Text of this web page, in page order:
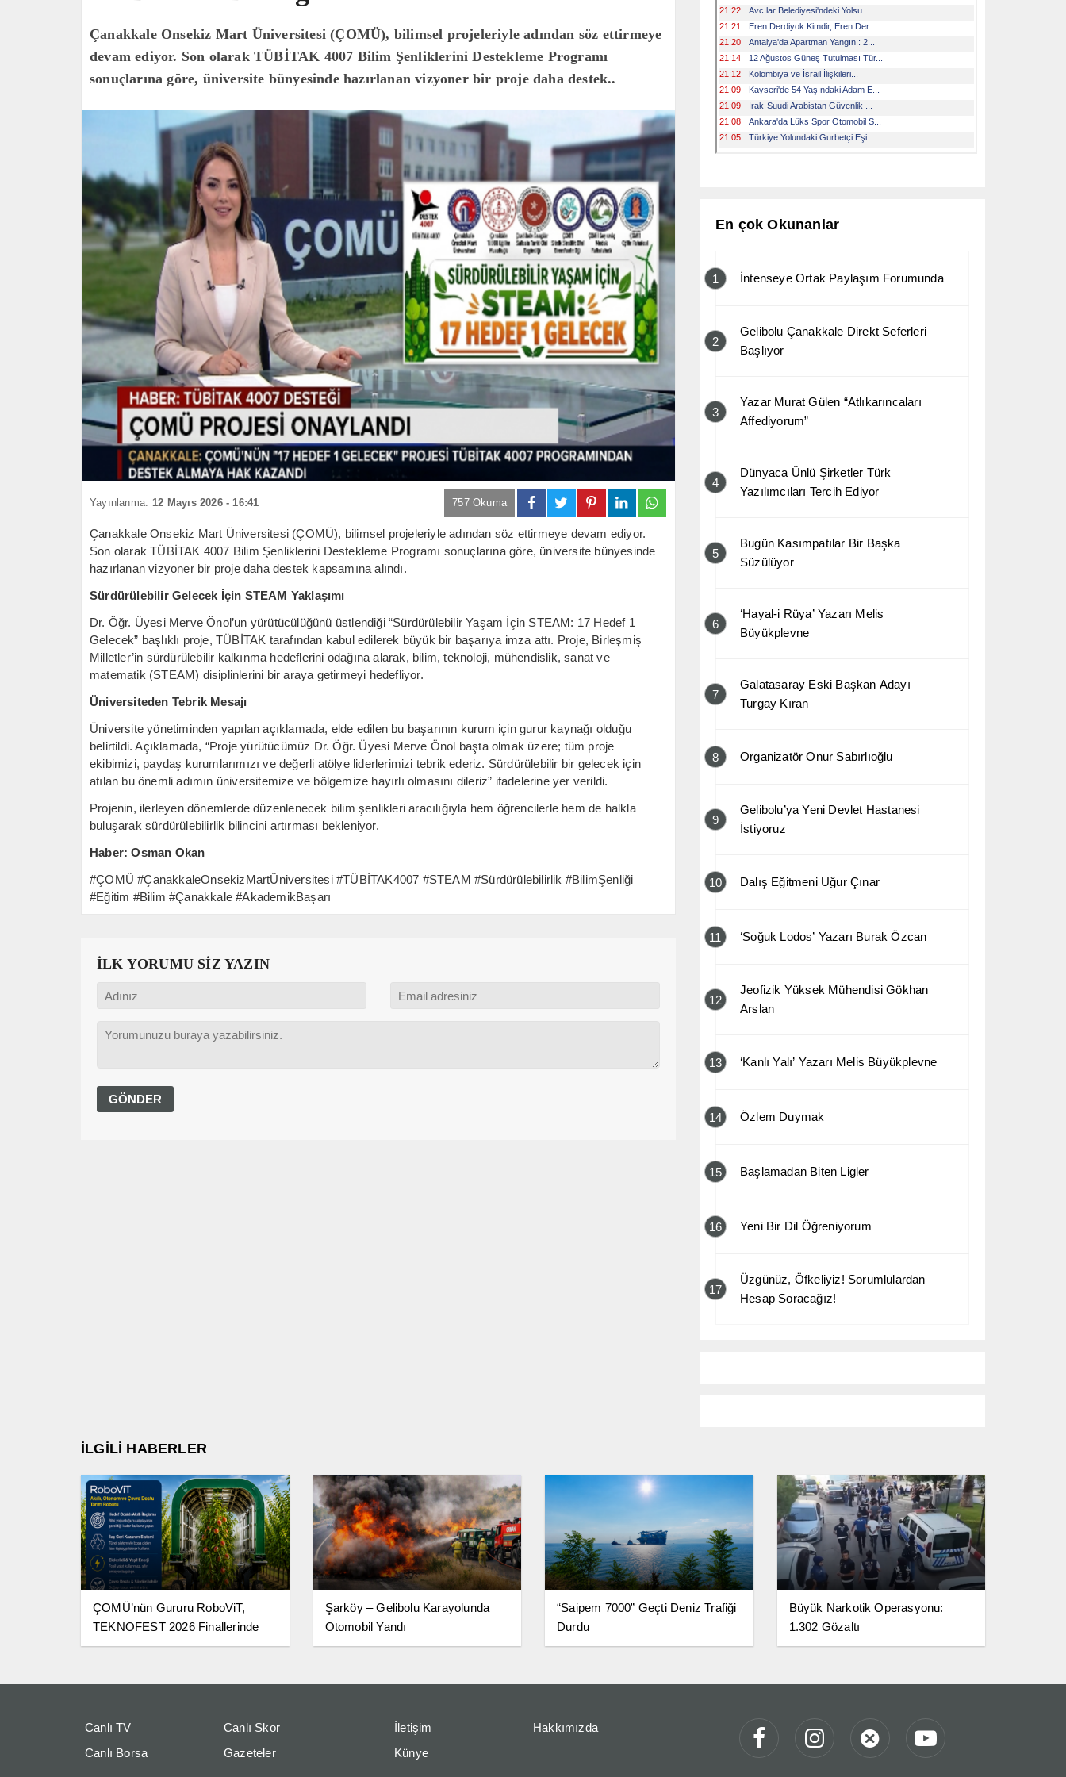
Çanakkale Onsekiz Mart Üniversitesi (ÇOMÜ), bilimsel projeleriyle adından söz ettirmeye
devam ediyor. Son olarak TÜBİTAK 4007 Bilim Şenliklerini Destekleme Programı
sonuçlarına göre, üniversite bünyesinde hazırlanan vizyoner bir proje daha destek..
Yayınlanma: 12 Mayıs 2026 - 16:41 757 Okuma
Çanakkale Onsekiz Mart Üniversitesi (ÇOMÜ), bilimsel projeleriyle adından söz ettirmeye devam ediyor.
Son olarak TÜBİTAK 4007 Bilim Şenliklerini Destekleme Programı sonuçlarına göre, üniversite bünyesinde
hazırlanan vizyoner bir proje daha destek kapsamına alındı.
Sürdürülebilir Gelecek İçin STEAM Yaklaşımı
Dr. Öğr. Üyesi Merve Önol’un yürütücülüğünü üstlendiği “Sürdürülebilir Yaşam İçin STEAM: 17 Hedef 1
Gelecek” başlıklı proje, TÜBİTAK tarafından kabul edilerek büyük bir başarıya imza attı. Proje, Birleşmiş
Milletler’in sürdürülebilir kalkınma hedeflerini odağına alarak, bilim, teknoloji, mühendislik, sanat ve
matematik (STEAM) disiplinlerini bir araya getirmeyi hedefliyor.
Üniversiteden Tebrik Mesajı
Üniversite yönetiminden yapılan açıklamada, elde edilen bu başarının kurum için gurur kaynağı olduğu
belirtildi. Açıklamada, “Proje yürütücümüz Dr. Öğr. Üyesi Merve Önol başta olmak üzere; tüm proje
ekibimizi, paydaş kurumlarımızı ve değerli atölye liderlerimizi tebrik ederiz. Sürdürülebilir bir gelecek için
atılan bu önemli adımın üniversitemize ve bölgemize hayırlı olmasını dileriz” ifadelerine yer verildi.
Projenin, ilerleyen dönemlerde düzenlenecek bilim şenlikleri aracılığıyla hem öğrencilerle hem de halkla
buluşarak sürdürülebilirlik bilincini artırması bekleniyor.
Haber: Osman Okan
#ÇOMÜ #ÇanakkaleOnsekizMartÜniversitesi #TÜBİTAK4007 #STEAM #Sürdürülebilirlik #BilimŞenliği
#Eğitim #Bilim #Çanakkale #AkademikBaşarı
İLK YORUMU SİZ YAZIN
En çok Okunanlar
1 İntenseye Ortak Paylaşım Forumunda
2
Gelibolu Çanakkale Direkt Seferleri
Başlıyor
3
Yazar Murat Gülen “Atlıkarıncaları
Affediyorum”
4
Dünyaca Ünlü Şirketler Türk
Yazılımcıları Tercih Ediyor
5
Bugün Kasımpatılar Bir Başka
Süzülüyor
6
‘Hayal-i Rüya’ Yazarı Melis
Büyükplevne
7
Galatasaray Eski Başkan Adayı
Turgay Kıran
8 Organizatör Onur Sabırlıoğlu
9
Gelibolu’ya Yeni Devlet Hastanesi
İstiyoruz
10 Dalış Eğitmeni Uğur Çınar
11 ‘Soğuk Lodos’ Yazarı Burak Özcan
12
Jeofizik Yüksek Mühendisi Gökhan
Arslan
13 ‘Kanlı Yalı’ Yazarı Melis Büyükplevne
14 Özlem Duymak
15 Başlamadan Biten Ligler
16 Yeni Bir Dil Öğreniyorum
17
Üzgünüz, Öfkeliyiz! Sorumlulardan
Hesap Soracağız!
İLGİLİ HABERLER
ÇOMÜ’nün Gururu RoboViT,
TEKNOFEST 2026 Finallerinde
Şarköy – Gelibolu Karayolunda
Otomobil Yandı
“Saipem 7000” Geçti Deniz Trafiği
Durdu
Büyük Narkotik Operasyonu:
1.302 Gözaltı
Canlı TV
Canlı Skor
Canlı Borsa
Gazeteler
İletişim
Hakkımızda
Künye